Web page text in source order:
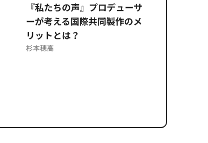
『私たちの声』プロデューサ
ーが考える国際共同製作のメ
リットとは？
杉本穂高